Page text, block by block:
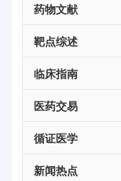
药物文献
靶点综述
临床指南
医药交易
循证医学
新闻热点